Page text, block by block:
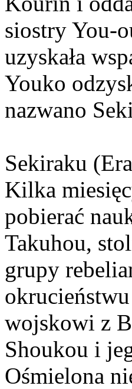
siostry You-
uzyskała
Youko
nazwano
Sekiraku
Kilka
pobierać
Takuhou,
grupy
wojskowi z
Shoukou i
Ośmielona